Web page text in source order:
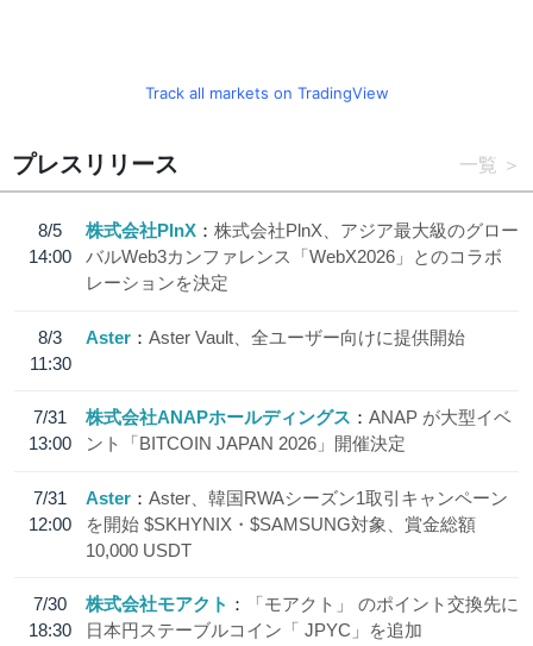
Track all markets on TradingView
プレスリリース 一覧
8/5
14:00
株式会社PlnX
株式会社PlnX、アジア最大級のグロー
バルWeb3カンファレンス「WebX2026」とのコラボ
レーションを決定
8/3
11:30
Aster Aster Vault、全ユーザー向けに提供開始
7/31
13:00
株式会社ANAPホールディングス
ANAP が大型イベ
ント「BITCOIN JAPAN 2026」開催決定
7/31
12:00
Aster
Aster、韓国RWAシーズン1取引キャンペーン
を開始 $SKHYNIX・$SAMSUNG対象、賞金総額
10,000 USDT
7/30
18:30
株式会社モアクト
「モアクト」 のポイント交換先に
日本円ステーブルコイン「 JPYC」を追加